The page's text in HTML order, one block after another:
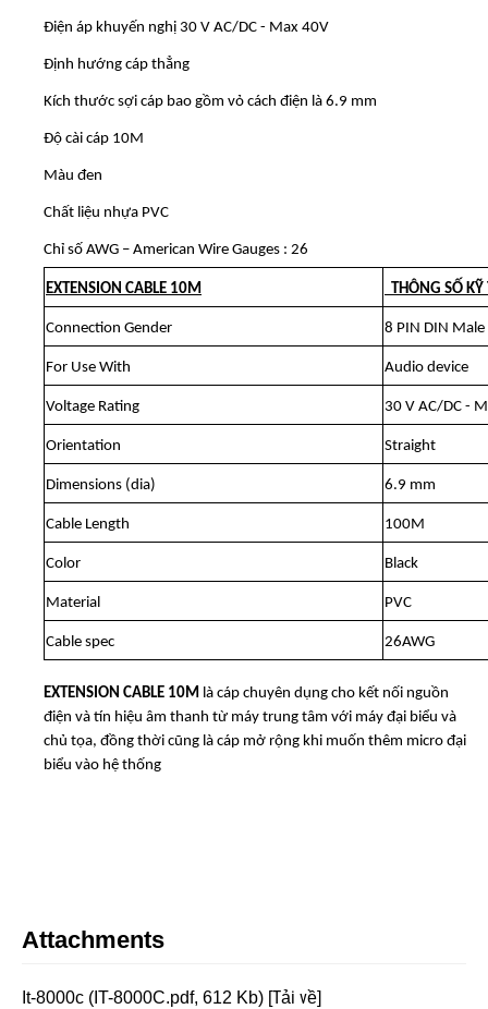
Điện áp khuyến nghị 30 V AC/DC - Max 40V
Định hướng cáp thẳng
Kích thước sợi cáp bao gồm vỏ cách điện là 6.9 mm
Độ cài cáp 10M
Màu đen
Chất liệu nhựa PVC
Chỉ số AWG – American Wire Gauges : 26
EXTENSION CABLE 10M THÔNG SỐ KỸ
Connection Gender 8 PIN DIN Male
For Use With Audio device
Voltage Rating 30 V AC/DC -
Orientation Straight
Dimensions (dia) 6.9 mm
Cable Length 100M
Color Black
Material PVC
Cable spec 26AWG
EXTENSION CABLE 10M là cáp chuyên dụng cho kết nối nguồn
điện và tín hiệu âm thanh từ máy trung tâm với máy đại biểu và
chủ tọa, đồng thời cũng là cáp mở rộng khi muốn thêm micro đại
biểu vào hệ thống
Attachments
It-8000c (IT-8000C.pdf, 612 Kb) [Tải về]